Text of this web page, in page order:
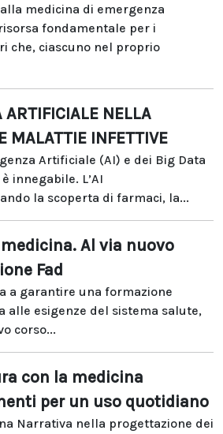
medicina di emergenza
fondamentale per i
che, ciascuno nel proprio
ARTIFICIALE NELLA
MALATTIE INFETTIVE
Artificiale (AI) e dei Big Data
innegabile. L’AI
la scoperta di farmaci, la...
Al via nuovo
Fad
a garantire una formazione
alle esigenze del sistema salute,
corso...
con la medicina
per un uso quotidiano
Narrativa nella progettazione dei